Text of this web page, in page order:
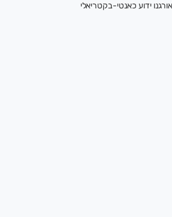
ידוע כאנטי-בקטריאלי